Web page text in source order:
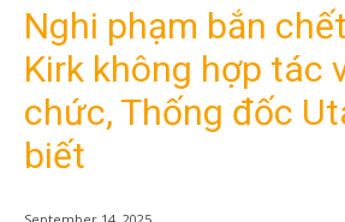
Nghi phạm bắn
Kirk không hợp tác
chức, Thống đốc
biết